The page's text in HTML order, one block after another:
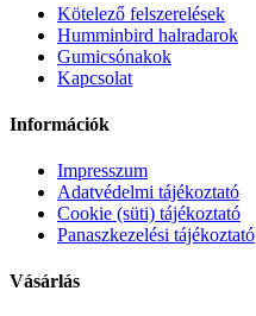
Kötelező felszerelések
Humminbird halradarok
Gumicsónakok
Kapcsolat
Információk
Impresszum
Adatvédelmi tájékoztató
Cookie (süti) tájékoztató
Panaszkezelési tájékoztató
Vásárlás